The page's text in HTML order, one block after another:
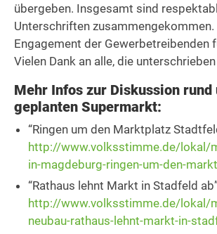
übergeben. Insgesamt sind
Unterschriften zusammengekommen.
Engagement der Gewerbetreibenden
Vielen Dank an alle, die
Mehr Infos zur Diskussion rund
geplanten Supermarkt:
“Ringen um den Marktplatz
http://www.volksstimme.de/lokal/
in-magdeburg-ringen-um-den-
“Rathaus lehnt Markt in Stadfeld
http://www.volksstimme.de/lokal/
neubau-rathaus-lehnt-markt-in-